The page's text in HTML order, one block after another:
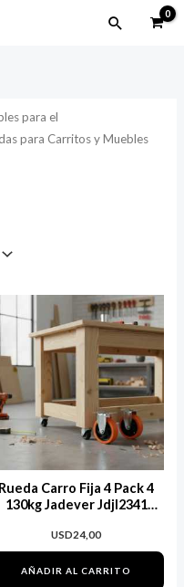
Buscar
para el
para Carritos y Muebles
Rueda Carro Fija 4 Pack 4
130kg Jadever Jdjl2341
USD24,00
AÑADIR AL CARRITO